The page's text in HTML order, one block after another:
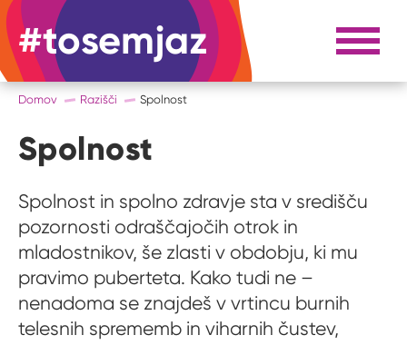
#tosemjaz #to sem jaz Razpri
Domov Razišči Spolnost
Spolnost
Spolnost in spolno zdravje sta v središču
pozornosti odraščajočih otrok in
mladostnikov, še zlasti v obdobju, ki mu
pravimo puberteta. Kako tudi ne –
nenadoma se znajdeš v vrtincu burnih
telesnih sprememb in viharnih čustev,